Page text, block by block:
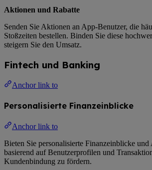
Aktionen und Rabatte
Senden Sie Aktionen an App-Benutzer, die
Stoßzeiten bestellen. Binden Sie diese
steigern Sie den Umsatz.
Fintech und Banking
Anchor link to
Personalisierte Finanzeinblicke
Anchor link to
Bieten Sie personalisierte Finanzeinblicke und
basierend auf Benutzerprofilen und
Kundenbindung zu fördern.